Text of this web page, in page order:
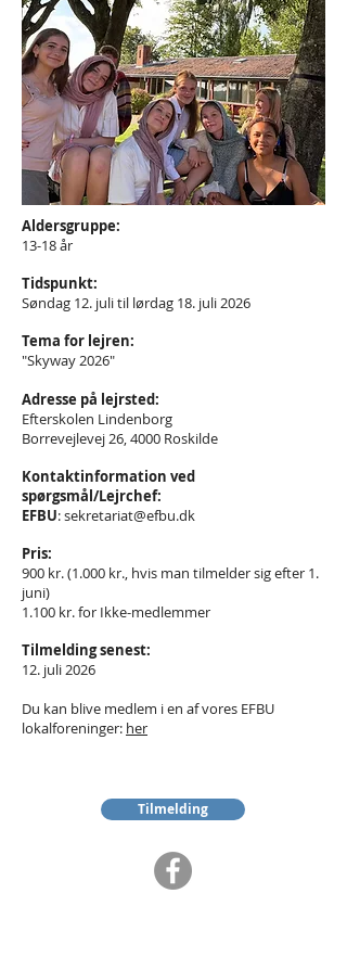
Aldersgruppe:
13-18 år
Tidspunkt:
Søndag 12. juli til lørdag 18. juli 2026
Tema for lejren:
"Skyway 2026"
Adresse på lejrsted:
Efterskolen Lindenborg
Borrevejlevej 26, 4000 Roskilde
Kontaktinformation ved
spørgsmål/Lejrchef:
EFBU:sekretariat@efbu.dk
Pris:
900 kr. (1.000 kr., hvis man tilmelder sig efter 1.
juni)
1.100 kr. for Ikke-medlemmer
Tilmelding senest:
12. juli 2026
Du kan blive medlem i en af vores EFBU
lokalforeninger: her
Tilmelding